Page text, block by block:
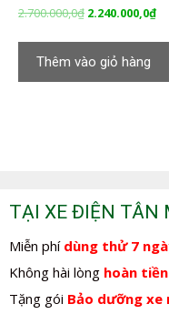
2.700.000,0₫ Giá
2.700.000,0₫.
2.240.000,0₫Giá
Thêm vào giỏ hàng
TẠI XE ĐIỆN TÂN
Miễn phí dùng thử 7
Không hài lòng hoàn
Tặng gói Bảo dưỡng xe